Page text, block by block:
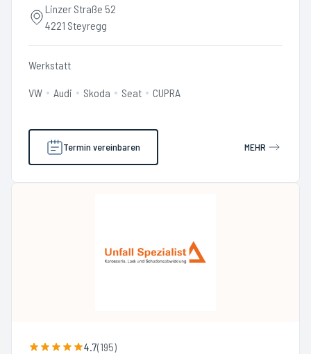
Linzer Straße 52
4221 Steyregg
Werkstatt
VW Audi Skoda Seat CUPRA
Termin vereinbaren MEHR
4.7(195)